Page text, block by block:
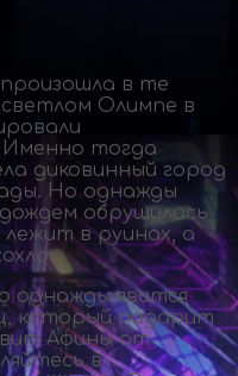
в те
Олимпе в
тогда
диковинный город
Но однажды
обрушилась
в руинах, а
однажды явится
, который подарит
Афины от
в